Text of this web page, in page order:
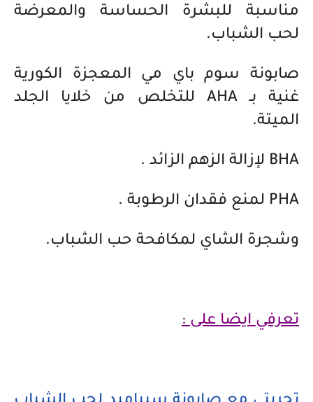
مناسبة للبشرة الحساسة والمعرضة
لحب الشباب.
صابونة سوم باي مي المعجزة الكورية
غنية بـ AHA للتخلص من خلايا الجلد
الميتة.
BHA لإزالة الزهم الزائد .
PHA لمنع فقدان الرطوبة .
وشجرة الشاي لمكافحة حب الشباب.
تعرفي ايضا على :